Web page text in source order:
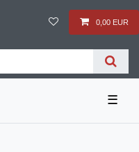
0,00 EUR
☰